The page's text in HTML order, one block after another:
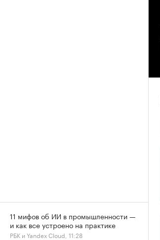
11 мифов об ИИ в промышленности —
и как все устроено на практике
РБК и Yandex Cloud, 11:28